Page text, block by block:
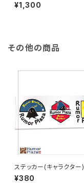
¥1,300
その他の商品
ステッカー(キャラクター)
¥380